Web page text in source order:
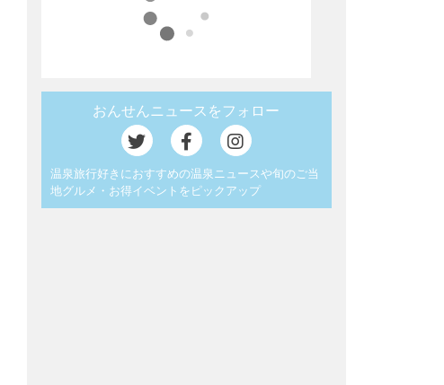
おんせんニュースをフォロー
温泉旅行好きにおすすめの温泉ニュースや旬のご当
地グルメ・お得イベントをピックアップ